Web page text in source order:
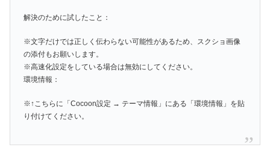
解決のために試したこと：
※文字だけでは正しく伝わらない可能性があるため、スクショ画像
の添付もお願いします。
※高速化設定をしている場合は無効にしてください。
環境情報：
※↑こちらに「Cocoon設定 → テーマ情報」にある「環境情報」を貼
り付けてください。